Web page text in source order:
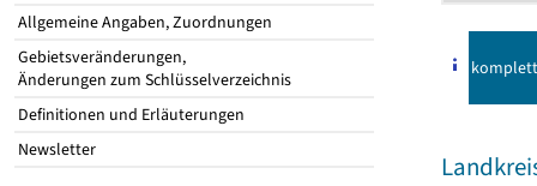
Allgemeine Angaben, Zuordnungen
Gebietsveränderungen,
Änderungen zum Schlüsselverzeichnis
Definitionen und Erläuterungen
Newsletter
komplett